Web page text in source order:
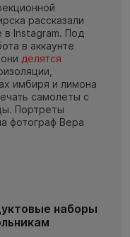
рассказали
в Instagram. Под
в аккаунте
делятся
имбиря и лимона
самолеты с
Портреты
фотограф Вера
наборы